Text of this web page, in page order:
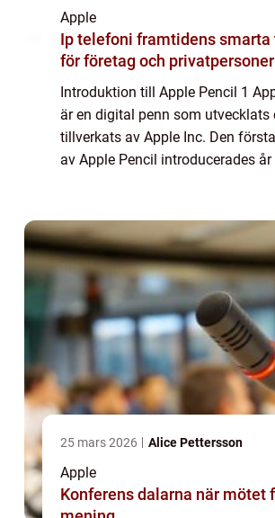
Apple
Ip telefoni framtidens smarta telefoni
för företag och privatpersoner
Introduktion till Apple Pencil 1
är en digital penn som utvecklats
tillverkats av Apple Inc. Den
av Apple Pencil introducerades
25 mars 2026 Alice Pettersson
Apple
Konferens dalarna när mötet får extra